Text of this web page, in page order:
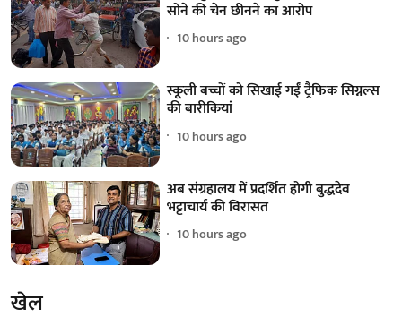
सोने की चेन छीनने का आरोप
10 hours ago
स्कूली बच्चों को सिखाई गईं ट्रैफिक सिग्नल्स
की बारीकियां
10 hours ago
अब संग्रहालय में प्रदर्शित होगी बुद्धदेव
भट्टाचार्य की विरासत
10 hours ago
खेल